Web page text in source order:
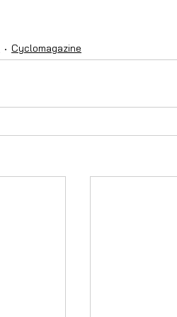
Cyclomagazine